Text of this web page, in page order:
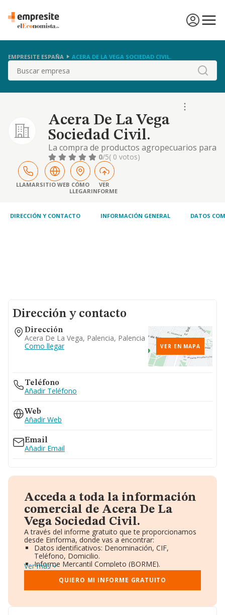
EMPRESITE ESPAÑA ACERA DE LA VEGA SOCIEDAD CIVIL.
Buscar
Acera De La Vega
Sociedad Civil.
La compra de productos agropecuarios para
consumo de la misma. la reventa del resto de
los acopios no consumidos y la venta de
frutos o productos de cosechas o ganados
de la compania.
0/5( 0 votos)
LLAMARSITIO WEB CÓMO
LLEGAR
VER
INFORME
DIRECCIÓN Y CONTACTO INFORMACIÓN GENERAL DATOS
Dirección y contacto
Dirección
Acera De La Vega, Palencia, Palencia
Como llegar
VER EN MAPA
Teléfono
Añadir Teléfono
Web
Añadir Web
Email
Añadir Email
Acceda a toda la información
comercial de Acera De La
Vega Sociedad Civil.
A través del informe gratuito que te proporcionamos
desde Einforma, donde vas a encontrar:
Datos identificativos: Denominación, CIF,
Teléfono, Domicilio.
Informe Mercantil Completo (BORME).
Gráficos de Evolución Ventas y Empleados.
Consejo de Administración y Administradores.
Directivos y Ejecutivos.
Ver más
QUIERO MI INFORME GRATUITO